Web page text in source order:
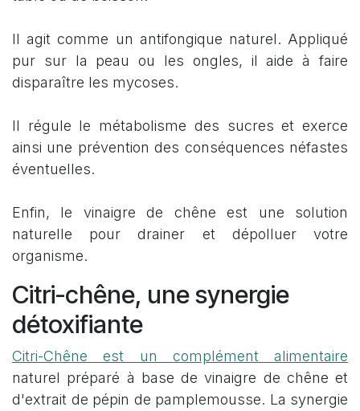
Il agit comme un antifongique naturel. Appliqué
pur sur la peau ou les ongles, il aide à faire
disparaître les mycoses.
Il régule le métabolisme des sucres et exerce
ainsi une prévention des conséquences néfastes
éventuelles.
Enfin, le vinaigre de chêne est une solution
naturelle pour drainer et dépolluer votre
organisme.
Citri-chêne, une synergie
détoxifiante
Citri-Chêne est un complément alimentaire
naturel préparé à base de vinaigre de chêne et
d'extrait de pépin de pamplemousse. La synergie